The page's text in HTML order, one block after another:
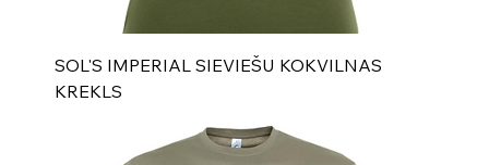
SOL'S IMPERIAL SIEVIEŠU KOKVILNAS
KREKLS